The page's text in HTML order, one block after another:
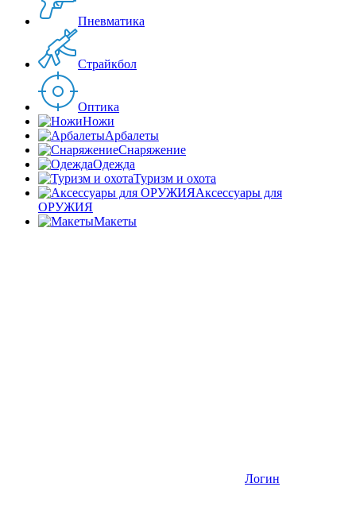
Пневматика
Страйкбол
Оптика
Ножи
Арбалеты
Снаряжение
Одежда
Туризм и охота
Аксессуары для
ОРУЖИЯ
Макеты
Логин